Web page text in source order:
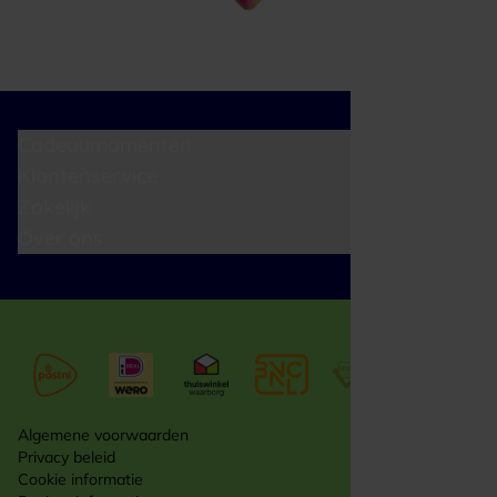
Algemene voorwaarden
Privacy beleid
Cookie informatie